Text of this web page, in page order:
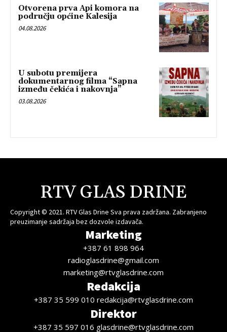
Otvorena prva Api komora na
području općine Kalesija
04.08.2026
U subotu premijera
dokumentarnog filma “Sapna
između čekića i nakovnja”
03.08.2026
RTV GLAS DRINE
Copyright © 2021. RTV Glas Drine Sva prava zadržana. Zabranjeno
preuzimanje sadržaja bez dozvole izdavača.
Marketing
+387 61 898 964
radioglasdrine@gmail.com
marketing@rtvglasdrine.com
Redakcija
+387 35 599 010 redakcija@rtvglasdrine.com
Direktor
+387 35 597 016 glasdrine@rtvglasdrine.com